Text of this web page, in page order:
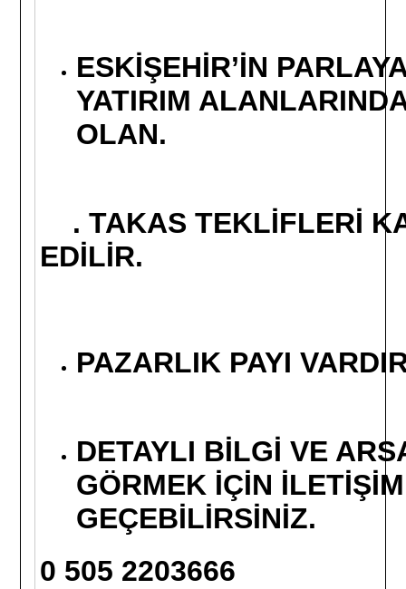
ESKİŞEHİR’İN
YATIRIM
OLAN.
. TAKAS TEKLİFLERİ
EDİLİR.
PAZARLIK PAYI
DETAYLI BİLGİ VE
GÖRMEK İÇİN
GEÇEBİLİRSİNİZ.
0 505 2203666